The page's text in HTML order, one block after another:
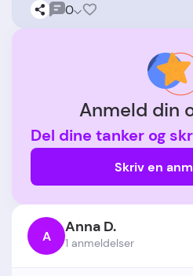
0
Anmeld din
Del dine tanker og
Skriv en
A Anna D.
1 anmeldelser